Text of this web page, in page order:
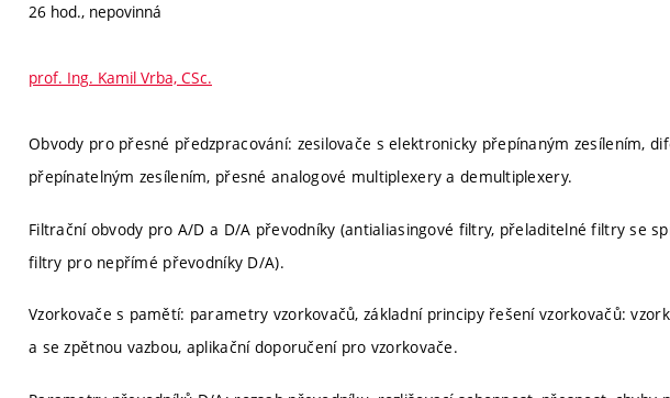
26 hod., nepovinná
prof. Ing. Kamil Vrba, CSc.
Obvody pro přesné předzpracování: zesilovače s elektronicky přepínaným zesílením,
přepínatelným zesílením, přesné analogové multiplexery a demultiplexery.
Filtrační obvody pro A/D a D/A převodníky (antialiasingové filtry, přeladitelné filtry se
filtry pro nepřímé převodníky D/A).
Vzorkovače s pamětí: parametry vzorkovačů, základní principy řešení vzorkovačů:
a se zpětnou vazbou, aplikační doporučení pro vzorkovače.